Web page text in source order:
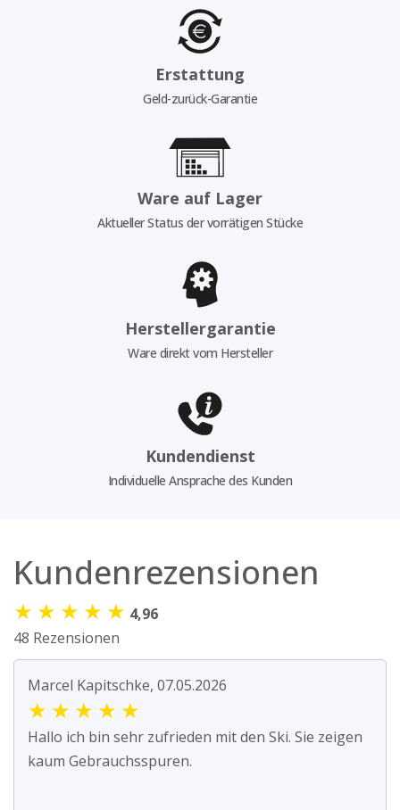
Erstattung
Geld-zurück-Garantie
Ware auf Lager
Aktueller Status der vorrätigen Stücke
Herstellergarantie
Ware direkt vom Hersteller
Kundendienst
Individuelle Ansprache des Kunden
Kundenrezensionen
★ ★ ★ ★ ★ 4,96
48 Rezensionen
Marcel Kapitschke, 07.05.2026
★ ★ ★ ★ ★
Hallo ich bin sehr zufrieden mit den Ski. Sie zeigen
kaum Gebrauchsspuren.